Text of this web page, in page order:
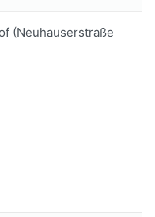
(Neuhauserstraße